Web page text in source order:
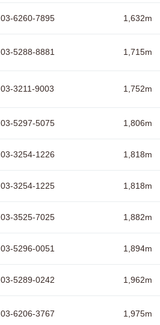
03-6260-7895 1,632m
03-5288-8881 1,715m
03-3211-9003 1,752m
03-5297-5075 1,806m
03-3254-1226 1,818m
03-3254-1225 1,818m
03-3525-7025 1,882m
03-5296-0051 1,894m
03-5289-0242 1,962m
03-6206-3767 1,975m